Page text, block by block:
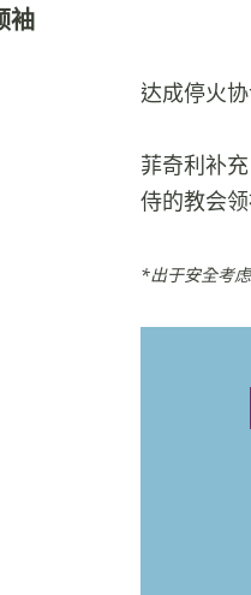
袖
达成停火
菲奇利补
侍的教会
*出于安全考